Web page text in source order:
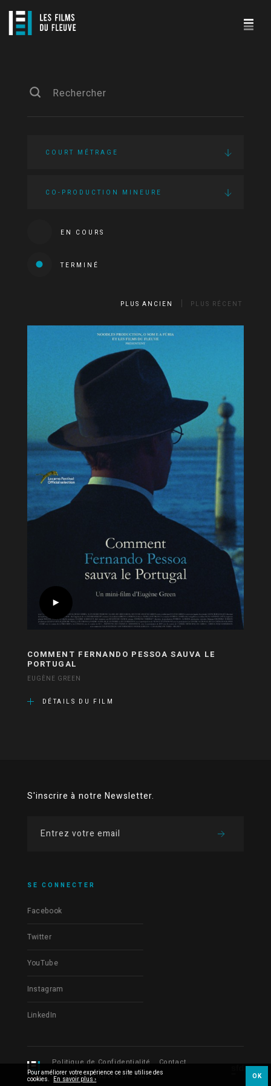
COURT MÉTRAGE
CO-PRODUCTION MINEURE
EN COURS
TERMINÉ
PLUS ANCIEN PLUS RÉCENT
COMMENT FERNANDO PESSOA SAUVA LE
PORTUGAL
EUGÈNE GREEN
DÉTAILS DU FILM
S'inscrire à notre Newsletter.
SE CONNECTER
Facebook
Twitter
YouTube
Instagram
LinkedIn
Politique de Confidentialité
Contact
© Les Films du Fleuve 2026
Pour améliorer votre expérience ce site utilise des
cookies. En savoir plus › OK